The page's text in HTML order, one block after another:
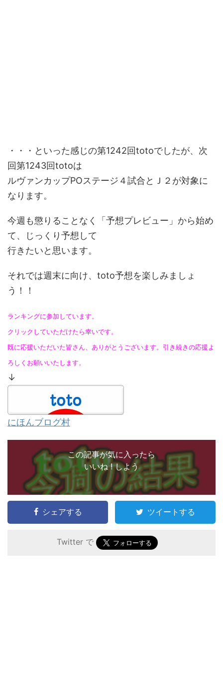
・・・といった感じの第1242回totoでしたが、次
回第1243回totoは
ルヴァンカップPOステージ４試合とＪ２が対象に
なります。
今週も懲りることなく「予想プレビュー」から始め
て、じっくり予想して
行きたいと思います。
それでは週末に向け、toto予想を楽しみましょ
う！！
ランキングに参加しています。
クリックしていただけたら幸いです。
既に応援いただいた皆さん、ありがとうございます。引き続きの応援よ
ろしくお願いいたします。
↓
にほんブログ村
この記事が気に入ったら
いいね ! しよう
シェアする ツイートする
Twitter で